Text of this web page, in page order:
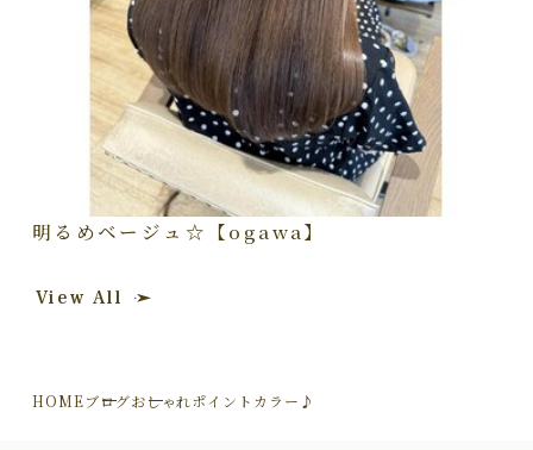
明るめベージュ☆【ogawa】
View All
HOMEブログおしゃれポイントカラー♪